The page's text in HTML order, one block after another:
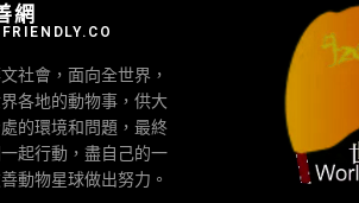
網
社會，面向全世界，
各地的動物事，供大
的環境和問題，最終
起行動，盡自己的一
動物星球做出努力。